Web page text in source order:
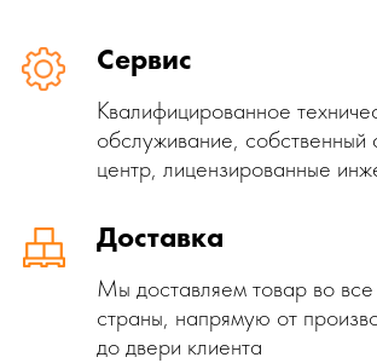
Сервис
Квалифицированное
обслуживание, собственный
центр, лицензированные
Доставка
Мы доставляем товар во
страны, напрямую от
до двери клиента